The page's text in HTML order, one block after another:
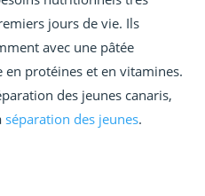
jours de vie. Ils
avec une pâtée
protéines et en vitamines.
des jeunes canaris,
séparation des jeunes.